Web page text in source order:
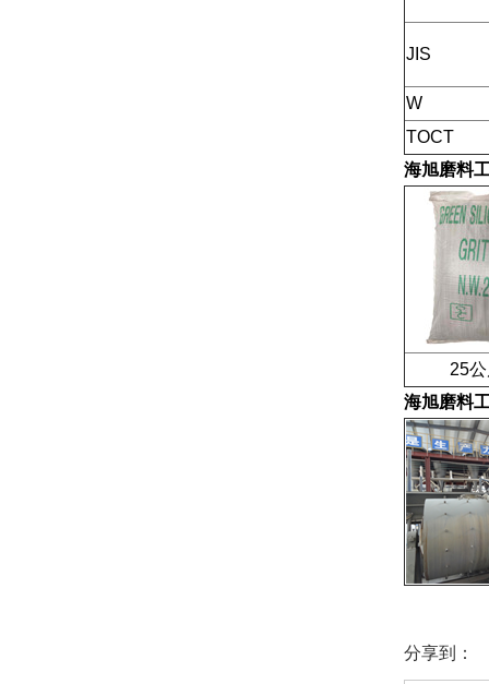
JIS
W
TOCT
海旭磨料
25公
海旭磨料
分享到：